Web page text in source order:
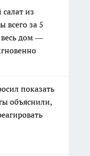
из
всего за 5
весь дом —
показать
объяснили,